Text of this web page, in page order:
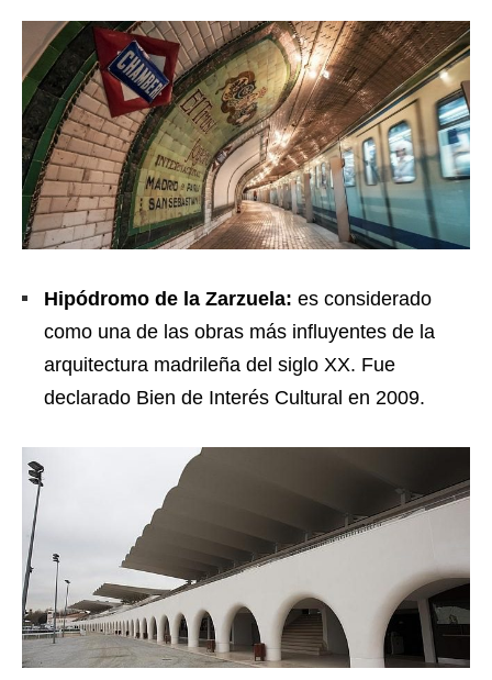
Hipódromo de la Zarzuela: es considerado
como una de las obras más influyentes de la
arquitectura madrileña del siglo XX. Fue
declarado Bien de Interés Cultural en 2009.